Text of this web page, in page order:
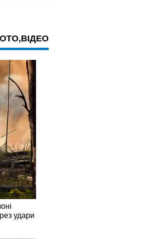
удари